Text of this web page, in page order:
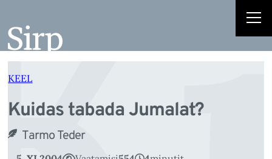
juurde
KEEL
Kuidas tabada Jumalat?
Tarmo Teder